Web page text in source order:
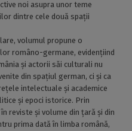
noi asupra unor teme
dintre cele două spații
volumul propune o
româno-germane, evidențiind
și actorii săi culturali nu
din spațiul german, ci și ca
intelectuale și academice
și epoci istorice. Prin
reviste și volume din țară și din
prima dată în limba română,